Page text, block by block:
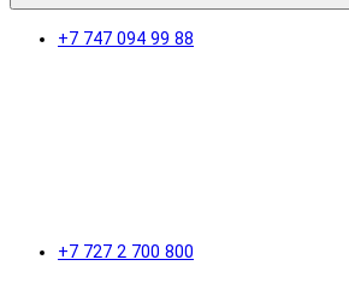
+7 747 094 99 88
+7 727 2 700 800